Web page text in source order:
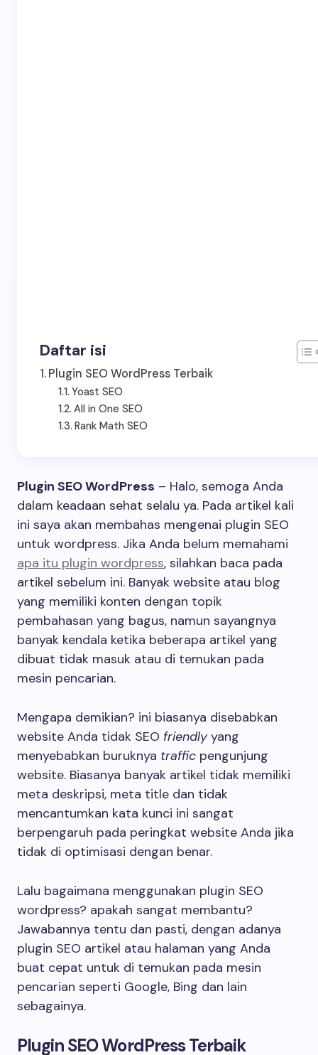
Daftar isi
Plugin SEO WordPress Terbaik
Yoast SEO
All in One SEO
Rank Math SEO
Plugin SEO WordPress – Halo, semoga Anda
dalam keadaan sehat selalu ya. Pada artikel kali
ini saya akan membahas mengenai plugin SEO
untuk wordpress. Jika Anda belum memahami
apa itu plugin wordpress, silahkan baca pada
artikel sebelum ini. Banyak website atau blog
yang memiliki konten dengan topik
pembahasan yang bagus, namun sayangnya
banyak kendala ketika beberapa artikel yang
dibuat tidak masuk atau di temukan pada
mesin pencarian.
Mengapa demikian? ini biasanya disebabkan
website Anda tidak SEO friendlyyang
menyebabkan buruknya traffic pengunjung
website. Biasanya banyak artikel tidak memiliki
meta deskripsi, meta title dan tidak
mencantumkan kata kunci ini sangat
berpengaruh pada peringkat website Anda jika
tidak di optimisasi dengan benar.
Lalu bagaimana menggunakan plugin SEO
wordpress? apakah sangat membantu?
Jawabannya tentu dan pasti, dengan adanya
plugin SEO artikel atau halaman yang Anda
buat cepat untuk di temukan pada mesin
pencarian seperti Google, Bing dan lain
sebagainya.
Plugin SEO WordPress Terbaik